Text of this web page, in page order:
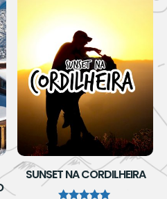
SUNSET NA CORDILHEIRA